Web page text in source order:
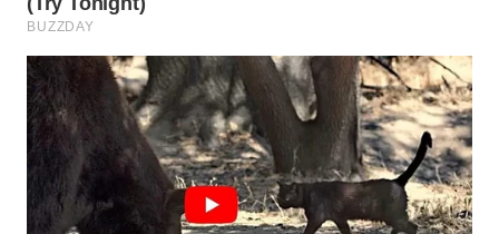
WN
PURWAKARTA
WN
PRIANGAN
TIMUR
WN
SEMARANG